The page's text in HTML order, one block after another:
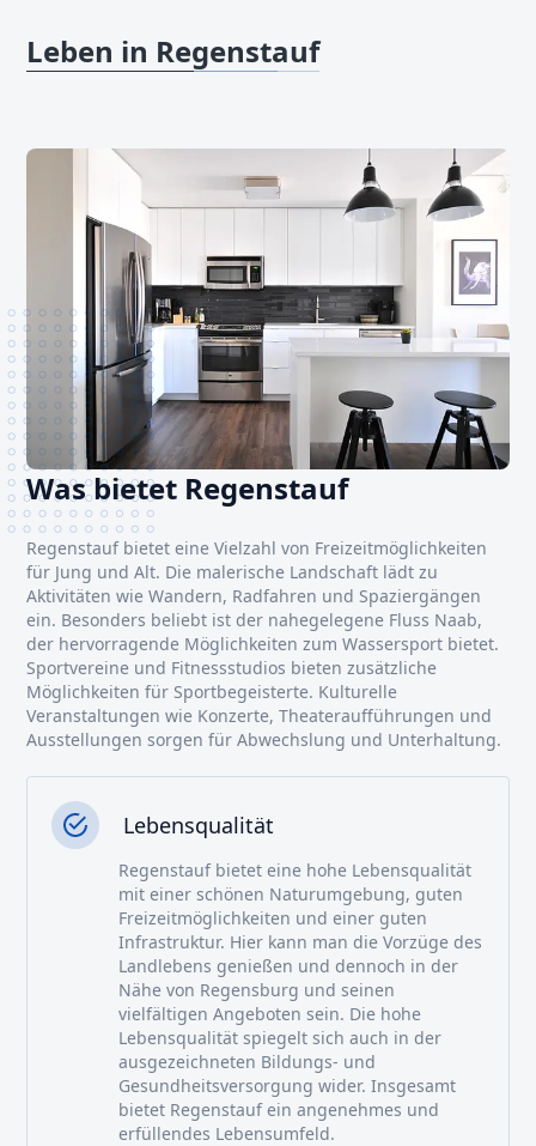
Leben in Regenstauf
Was bietet Regenstauf
Regenstauf bietet eine Vielzahl von Freizeitmöglichkeiten
für Jung und Alt. Die malerische Landschaft lädt zu
Aktivitäten wie Wandern, Radfahren und Spaziergängen
ein. Besonders beliebt ist der nahegelegene Fluss Naab,
der hervorragende Möglichkeiten zum Wassersport bietet.
Sportvereine und Fitnessstudios bieten zusätzliche
Möglichkeiten für Sportbegeisterte. Kulturelle
Veranstaltungen wie Konzerte, Theateraufführungen und
Ausstellungen sorgen für Abwechslung und Unterhaltung.
Lebensqualität
Regenstauf bietet eine hohe Lebensqualität
mit einer schönen Naturumgebung, guten
Freizeitmöglichkeiten und einer guten
Infrastruktur. Hier kann man die Vorzüge des
Landlebens genießen und dennoch in der
Nähe von Regensburg und seinen
vielfältigen Angeboten sein. Die hohe
Lebensqualität spiegelt sich auch in der
ausgezeichneten Bildungs- und
Gesundheitsversorgung wider. Insgesamt
bietet Regenstauf ein angenehmes und
erfüllendes Lebensumfeld.